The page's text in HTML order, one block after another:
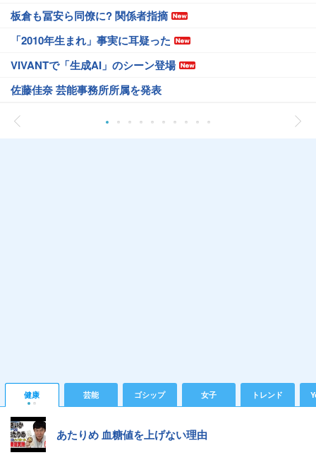
板倉も冨安ら同僚に? 関係者指摘
「2010年生まれ」事実に耳疑った
VIVANTで「生成AI」のシーン登場
佐藤佳奈 芸能事務所所属を発表
健康 芸能 ゴシップ 女子 トレンド
あたりめ 血糖値を上げない理由